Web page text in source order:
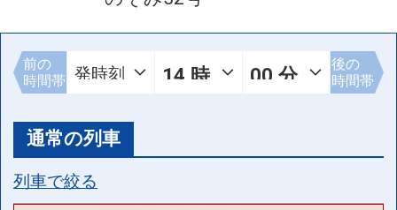
前の
時間帯
後の
時間帯
通常の列車
列車で絞る